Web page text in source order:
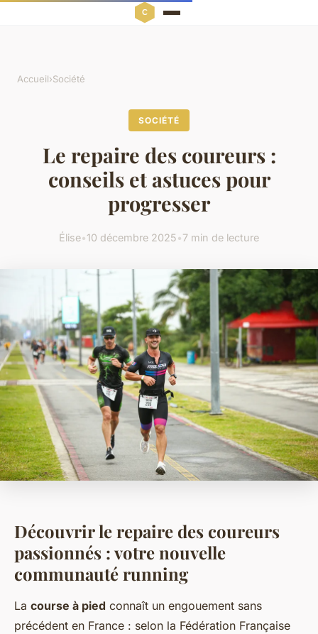
Accueil›Société
SOCIÉTÉ
Le repaire des coureurs :
conseils et astuces pour
progresser
Élise•10 décembre 2025•7 min de lecture
Découvrir le repaire des coureurs
passionnés : votre nouvelle
communauté running
La course à pied connaît un engouement sans
précédent en France : selon la Fédération Française